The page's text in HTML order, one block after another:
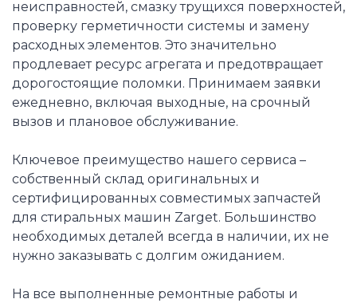
неисправностей, смазку трущихся поверхностей,
проверку герметичности системы и замену
расходных элементов. Это значительно
продлевает ресурс агрегата и предотвращает
дорогостоящие поломки. Принимаем заявки
ежедневно, включая выходные, на срочный
вызов и плановое обслуживание.
Ключевое преимущество нашего сервиса –
собственный склад оригинальных и
сертифицированных совместимых запчастей
для стиральных машин Zarget. Большинство
необходимых деталей всегда в наличии, их не
нужно заказывать с долгим ожиданием.
На все выполненные ремонтные работы и